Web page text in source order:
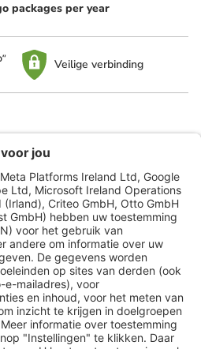
packages per year
Veilige verbinding